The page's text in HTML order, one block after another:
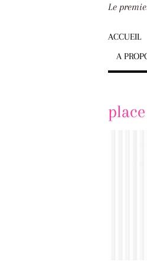
Le
Menu
ACCUEIL
A
Scroll
content